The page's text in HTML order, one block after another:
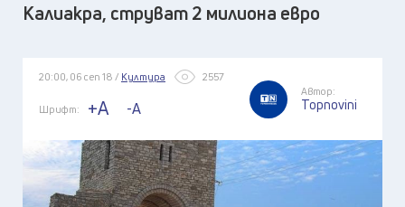
Калиакра, струват 2 милиона евро
20:00, 06 сеп 18 / Култура 2557
Шрифт: +A -A
Автор:
Topnovini